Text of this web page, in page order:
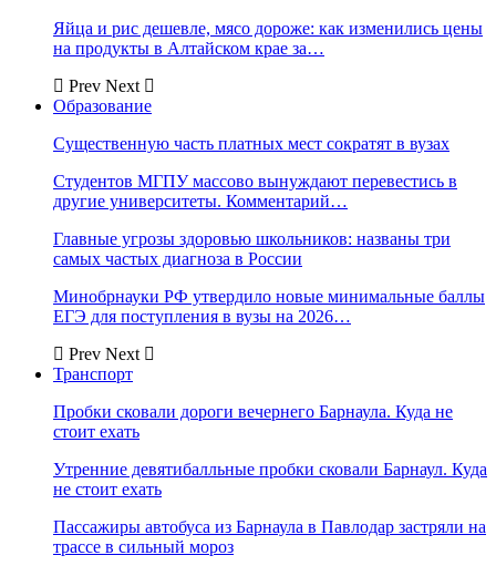
Яйца и рис дешевле, мясо дороже: как изменились цены
на продукты в Алтайском крае за…
Prev Next
Образование
Существенную часть платных мест сократят в вузах
Студентов МГПУ массово вынуждают перевестись в
другие университеты. Комментарий…
Главные угрозы здоровью школьников: названы три
самых частых диагноза в России
Минобрнауки РФ утвердило новые минимальные баллы
ЕГЭ для поступления в вузы на 2026…
Prev Next
Транспорт
Пробки сковали дороги вечернего Барнаула. Куда не
стоит ехать
Утренние девятибалльные пробки сковали Барнаул. Куда
не стоит ехать
Пассажиры автобуса из Барнаула в Павлодар застряли на
трассе в сильный мороз